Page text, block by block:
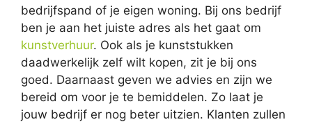
bedrijfspand of je eigen woning. Bij ons bedrijf
ben je aan het juiste adres als het gaat om
kunstverhuur. Ook als je kunststukken
daadwerkelijk zelf wilt kopen, zit je bij ons
goed. Daarnaast geven we advies en zijn we
bereid om voor je te bemiddelen. Zo laat je
jouw bedrijf er nog beter uitzien. Klanten zullen